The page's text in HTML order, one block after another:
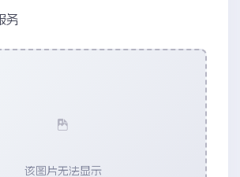
务
该图片无法显示